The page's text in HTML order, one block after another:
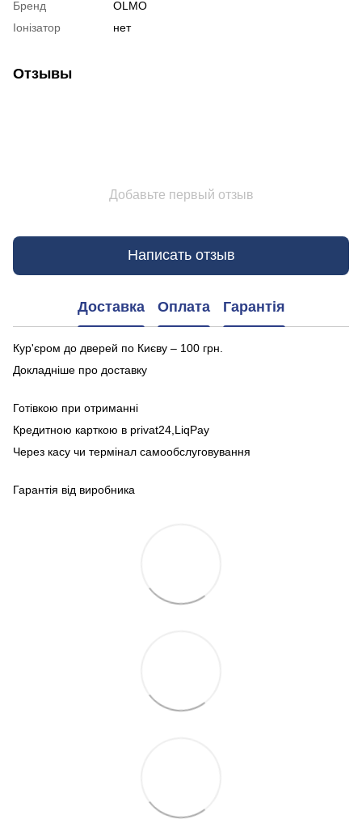
Бренд
OLMO
Іонізатор
нет
Отзывы
Добавьте первый отзыв
Написать отзыв
Доставка Оплата Гарантія
Кур'єром до дверей по Києву – 100 грн.
Докладніше про доставку
Готівкою при отриманні
Кредитною карткою в privat24,LiqPay
Через касу чи термінал самообслуговування
Гарантія від виробника